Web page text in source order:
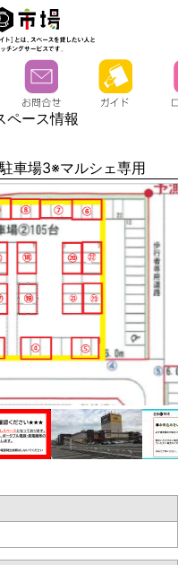
ペース情報
車場3※マルシェ専用